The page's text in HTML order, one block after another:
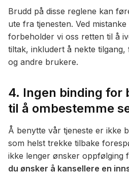
Brudd på disse reglene kan
ute fra tjenesten. Ved
forbeholder vi oss retten til å
tiltak, inkludert å nekte
og andre brukere.
4. Ingen binding for
til å ombestemme
Å benytte vår tjeneste er ikke
som helst trekke tilbake
ikke lenger ønsker oppfølging
du ønsker å kansellere en